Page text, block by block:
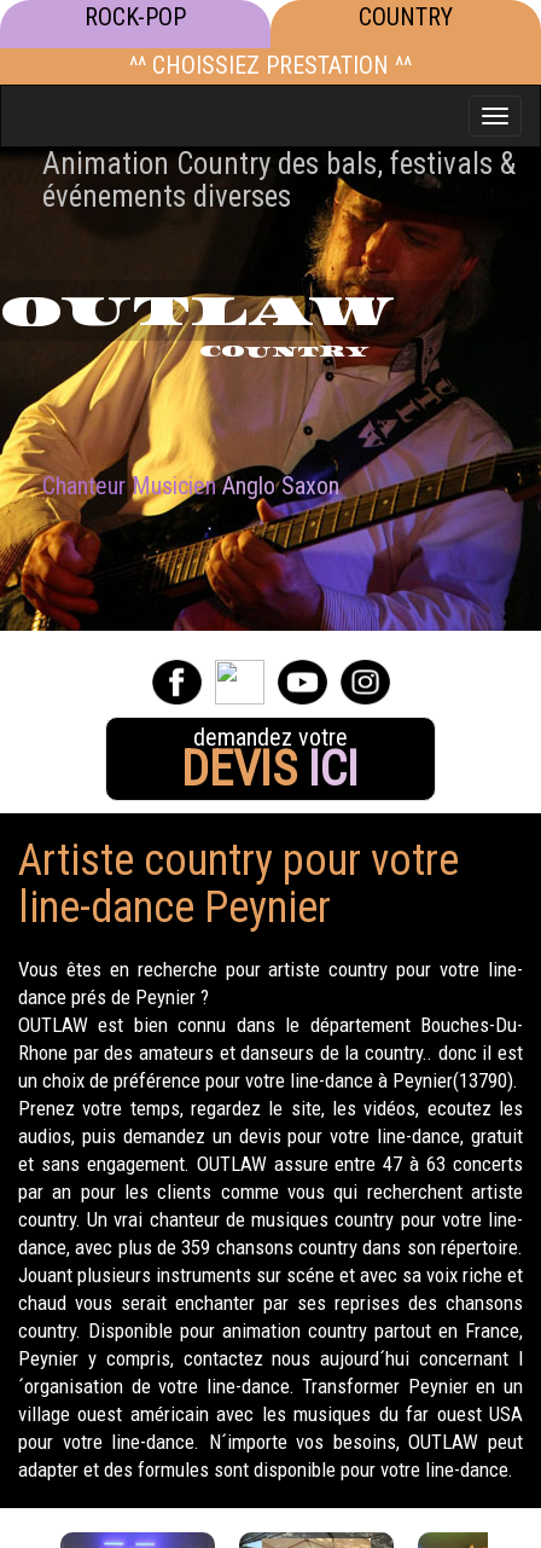
ROCK-POP
COUNTRY
^^ CHOISSIEZ PRESTATION ^^
Toggle
Animation Country des bals, festivals &
événements diverses
OUTLAW
COUNTRY
Chanteur MusicienAnglo Saxon
demandez votre
DEVIS ICI
Artiste country pour votre
line-dance Peynier
Vous êtes en recherche pour artiste country pour votre line-
dance prés de Peynier ?
OUTLAW est bien connu dans le département Bouches-Du-
Rhone par des amateurs et danseurs de la country.. donc il est
un choix de préférence pour votre line-dance à Peynier(13790).
Prenez votre temps, regardez le site, les vidéos, ecoutez les
audios, puis demandez un devis pour votre line-dance, gratuit
et sans engagement. OUTLAW assure entre 47 à 63 concerts
par an pour les clients comme vous qui recherchent artiste
country. Un vrai chanteur de musiques country pour votre line-
dance, avec plus de 359 chansons country dans son répertoire.
Jouant plusieurs instruments sur scéne et avec sa voix riche et
chaud vous serait enchanter par ses reprises des chansons
country. Disponible pour animation country partout en France,
Peynier y compris, contactez nous aujourd´hui concernant l
´organisation de votre line-dance. Transformer Peynier en un
village ouest américain avec les musiques du far ouest USA
pour votre line-dance. N´importe vos besoins, OUTLAW peut
adapter et des formules sont disponible pour votre line-dance.